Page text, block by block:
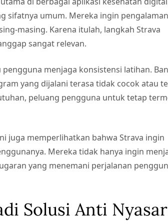
sifatnya umum. Mereka ingin
masing. Karena itulah, langkah Strava
sangat relevan.
menjaga konsistensi latihan.
yang dijalani terasa tidak cocok atau
peluang pengguna untuk tetap
juga memperlihatkan bahwa Strava ingin
Mereka tidak hanya ingin
yang menemani perjalanan
Solusi Anti Nyasar